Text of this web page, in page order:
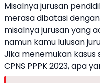
Misalnya jurusan
merasa dibatasi
misalnya jurusan yang
namun kamu lulusan
Jika menemukan
CPNS PPPK2023, apa